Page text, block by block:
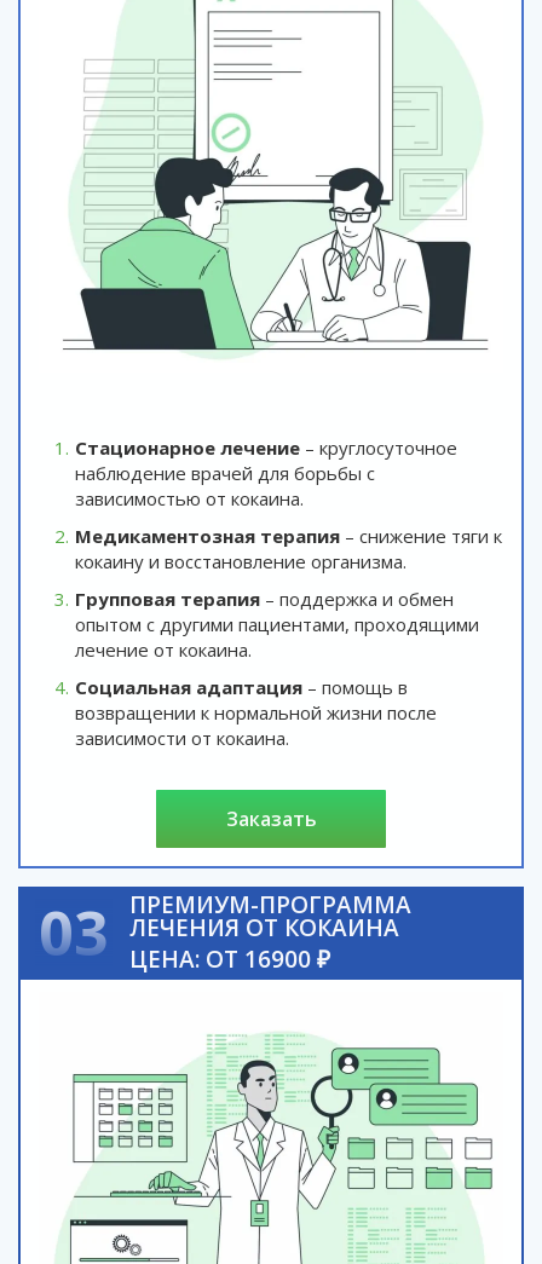
Стационарное лечение – круглосуточное
наблюдение врачей для борьбы с
зависимостью от кокаина.
Медикаментозная терапия – снижение тяги к
кокаину и восстановление организма.
Групповая терапия – поддержка и обмен
опытом с другими пациентами, проходящими
лечение от кокаина.
Социальная адаптация – помощь в
возвращении к нормальной жизни после
зависимости от кокаина.
заказать
03 ПРЕМИУМ-ПРОГРАММА
ЛЕЧЕНИЯ ОТ КОКАИНА
ЦЕНА: ОТ 16900 ₽